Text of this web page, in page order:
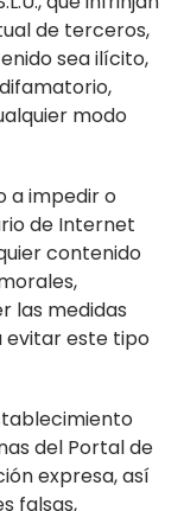
de terceros,
sea ilícito,
modo
a impedir o
de Internet
contenido
las medidas
evitar este tipo
del Portal de
expresa, así
falsas,